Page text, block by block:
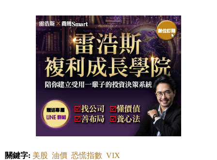
關鍵字: 美股 油價 恐慌指數 VIX